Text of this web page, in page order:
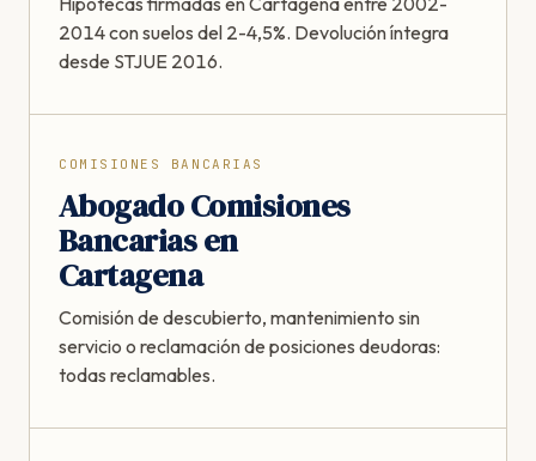
2014 con suelos del 2-4,5%. Devolución íntegra
desde STJUE 2016.
COMISIONES BANCARIAS
Abogado Comisiones
Bancarias en
Cartagena
Comisión de descubierto, mantenimiento sin
servicio o reclamación de posiciones deudoras:
todas reclamables.